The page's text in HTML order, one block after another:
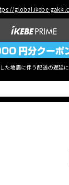
global.ikebe-
た地震に伴う配送の遅延